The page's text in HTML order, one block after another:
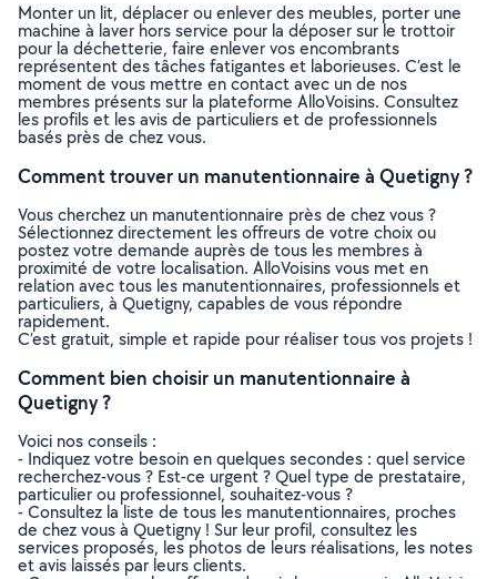
Monter un lit, déplacer ou enlever des meubles, porter une
machine à laver hors service pour la déposer sur le trottoir
pour la déchetterie, faire enlever vos encombrants
représentent des tâches fatigantes et laborieuses. C’est le
moment de vous mettre en contact avec un de nos
membres présents sur la plateforme AlloVoisins. Consultez
les profils et les avis de particuliers et de professionnels
basés près de chez vous.
Comment trouver un manutentionnaire à Quetigny ?
Vous cherchez un manutentionnaire près de chez vous ?
Sélectionnez directement les offreurs de votre choix ou
postez votre demande auprès de tous les membres à
proximité de votre localisation. AlloVoisins vous met en
relation avec tous les manutentionnaires, professionnels et
particuliers, à Quetigny, capables de vous répondre
rapidement.
C’est gratuit, simple et rapide pour réaliser tous vos projets !
Comment bien choisir un manutentionnaire à
Quetigny ?
Voici nos conseils :
- Indiquez votre besoin en quelques secondes : quel service
recherchez-vous ? Est-ce urgent ? Quel type de prestataire,
particulier ou professionnel, souhaitez-vous ?
- Consultez la liste de tous les manutentionnaires, proches
de chez vous à Quetigny ! Sur leur profil, consultez les
services proposés, les photos de leurs réalisations, les notes
et avis laissés par leurs clients.